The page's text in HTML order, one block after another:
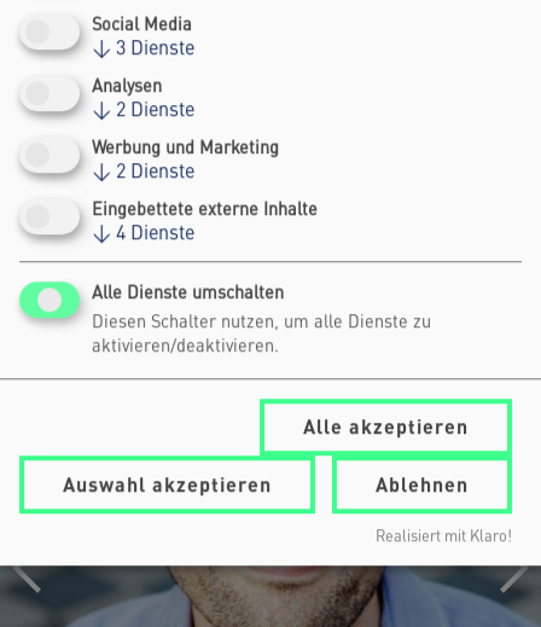
CEO, POLICY INNOVATION LAB - AFRICA
Deutsches Programm
Social Media
↓ 3 Dienste
Analysen
↓ 2 Dienste
Werbung und Marketing
↓ 2 Dienste
Eingebettete externe Inhalte
↓ 4 Dienste
Alle Dienste umschalten
Diesen Schalter nutzen, um alle Dienste zu
aktivieren/deaktivieren.
Ablehnen
Auswahl akzeptieren
Alle akzeptieren
Realisiert mit Klaro!